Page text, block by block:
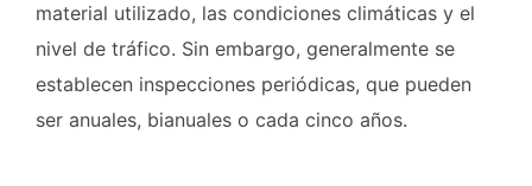
material utilizado, las condiciones climáticas y el
nivel de tráfico. Sin embargo, generalmente se
establecen inspecciones periódicas, que pueden
ser anuales, bianuales o cada cinco años.